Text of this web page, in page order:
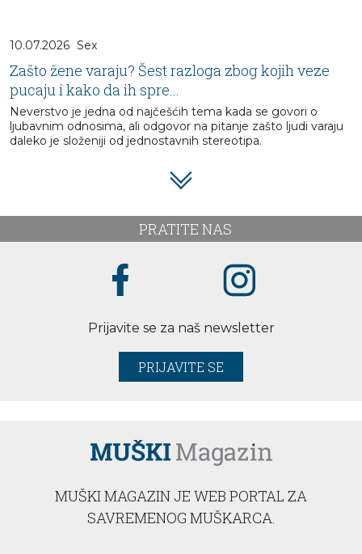
10.07.2026 Sex
Zašto žene varaju? Šest razloga zbog kojih veze
pucaju i kako da ih spre...
Neverstvo je jedna od najčešćih tema kada se govori o
ljubavnim odnosima, ali odgovor na pitanje zašto ljudi varaju
daleko je složeniji od jednostavnih stereotipa.
PRATITE NAS
Prijavite se za naš newsletter
PRIJAVITE SE
MUŠKI MAGAZIN JE WEB PORTAL ZA
SAVREMENOG MUŠKARCA.